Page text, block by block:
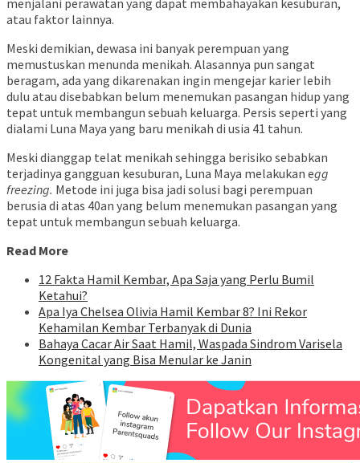
menjalani perawatan yang dapat membahayakan kesuburan,
atau faktor lainnya.
Meski demikian, dewasa ini banyak perempuan yang
memustuskan menunda menikah. Alasannya pun sangat
beragam, ada yang dikarenakan ingin mengejar karier lebih
dulu atau disebabkan belum menemukan pasangan hidup yang
tepat untuk membangun sebuah keluarga. Persis seperti yang
dialami Luna Maya yang baru menikah di usia 41 tahun.
Meski dianggap telat menikah sehingga berisiko sebabkan
terjadinya gangguan kesuburan, Luna Maya melakukan egg
freezing. Metode ini juga bisa jadi solusi bagi perempuan
berusia di atas 40an yang belum menemukan pasangan yang
tepat untuk membangun sebuah keluarga.
Read More
12 Fakta Hamil Kembar, Apa Saja yang Perlu Bumil
Ketahui?
Apa Iya Chelsea Olivia Hamil Kembar 8? Ini Rekor
Kehamilan Kembar Terbanyak di Dunia
Bahaya Cacar Air Saat Hamil, Waspada Sindrom Varisela
Kongenital yang Bisa Menular ke Janin